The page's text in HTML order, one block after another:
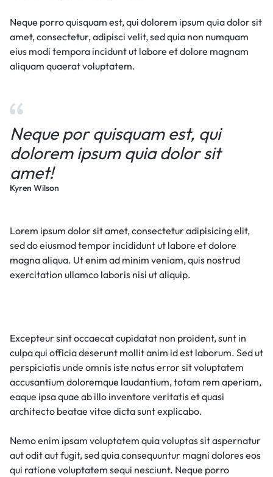
Neque porro quisquam est, qui dolorem ipsum quia dolor sit
amet, consectetur, adipisci velit, sed quia non numquam
eius modi tempora incidunt ut labore et dolore magnam
aliquam quaerat voluptatem.
Neque por quisquam est, qui
dolorem ipsum quia dolor sit
amet!
Kyren Wilson
Lorem ipsum dolor sit amet, consectetur adipisicing elit,
sed do eiusmod tempor incididunt ut labore et dolore
magna aliqua. Ut enim ad minim veniam, quis nostrud
exercitation ullamco laboris nisi ut aliquip.
Excepteur sint occaecat cupidatat non proident, sunt in
culpa qui officia deserunt mollit anim id est laborum. Sed ut
perspiciatis unde omnis iste natus error sit voluptatem
accusantium doloremque laudantium, totam rem aperiam,
eaque ipsa quae ab illo inventore veritatis et quasi
architecto beatae vitae dicta sunt explicabo.
Nemo enim ipsam voluptatem quia voluptas sit aspernatur
aut odit aut fugit, sed quia consequuntur magni dolores eos
qui ratione voluptatem sequi nesciunt. Neque porro